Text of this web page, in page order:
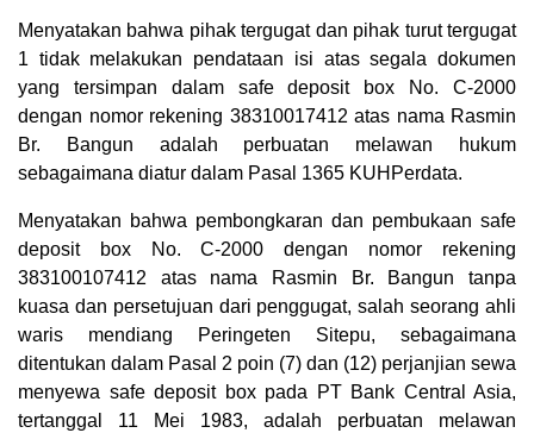
Menyatakan bahwa pihak tergugat dan pihak turut tergugat
1 tidak melakukan pendataan isi atas segala dokumen
yang tersimpan dalam safe deposit box No. C-2000
dengan nomor rekening 38310017412 atas nama Rasmin
Br. Bangun adalah perbuatan melawan hukum
sebagaimana diatur dalam Pasal 1365 KUHPerdata.
Menyatakan bahwa pembongkaran dan pembukaan safe
deposit box No. C-2000 dengan nomor rekening
383100107412 atas nama Rasmin Br. Bangun tanpa
kuasa dan persetujuan dari penggugat, salah seorang ahli
waris mendiang Peringeten Sitepu, sebagaimana
ditentukan dalam Pasal 2 poin (7) dan (12) perjanjian sewa
menyewa safe deposit box pada PT Bank Central Asia,
tertanggal 11 Mei 1983, adalah perbuatan melawan